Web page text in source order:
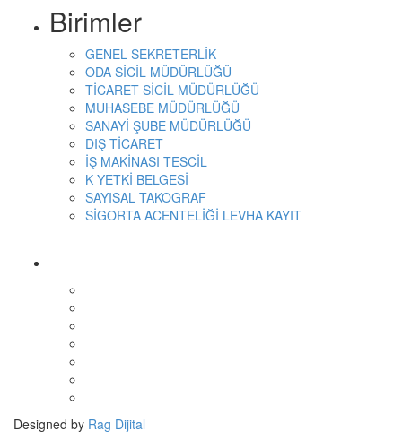
Birimler
GENEL SEKRETERLİK
ODA SİCİL MÜDÜRLÜĞÜ
TİCARET SİCİL MÜDÜRLÜĞÜ
MUHASEBE MÜDÜRLÜĞÜ
SANAYİ ŞUBE MÜDÜRLÜĞÜ
DIŞ TİCARET
İŞ MAKİNASI TESCİL
K YETKİ BELGESİ
SAYISAL TAKOGRAF
SİGORTA ACENTELİĞİ LEVHA KAYIT
Designed by Rag Dijital